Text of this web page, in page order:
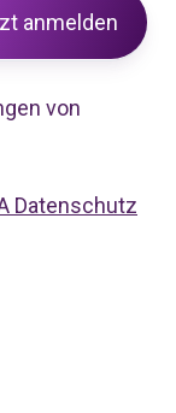
von
Datenschutz